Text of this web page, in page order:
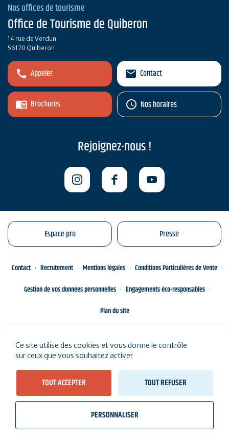
Nos offices de tourisme
Office de Tourisme de Quiberon
14 rue de Verdun
56170 Quiberon
Appeler
Brochures
Contact
Nos horaires
Rejoignez-nous !
Espace pro Presse
Contact Recrutement Mentions légales
Conditions Particulières de Vente
Gestion de vos données personnelles
Engagements éco-responsables
Plan du site
Ce site utilise des cookies et vous donne le contrôle
sur ceux que vous souhaitez activer
TOUT ACCEPTER TOUT REFUSER
PERSONNALISER